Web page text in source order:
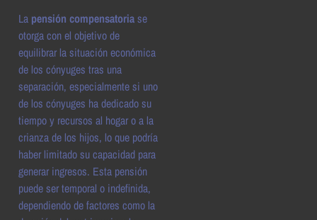
La pensión compensatoriase
otorga con el objetivo de
equilibrar la situación económica
de los cónyuges tras una
separación, especialmente si uno
de los cónyuges ha dedicado su
tiempo y recursos al hogar o a la
crianza de los hijos, lo que podría
haber limitado su capacidad para
generar ingresos. Esta pensión
puede ser temporal o indefinida,
dependiendo de factores como la